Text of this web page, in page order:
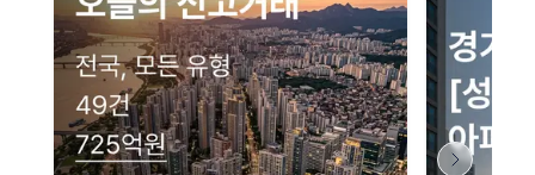
네이버 지도 연결 안내
현재 네이버 지도 연결이 원활하지 않아 지도를 불러올 수 없습니다.